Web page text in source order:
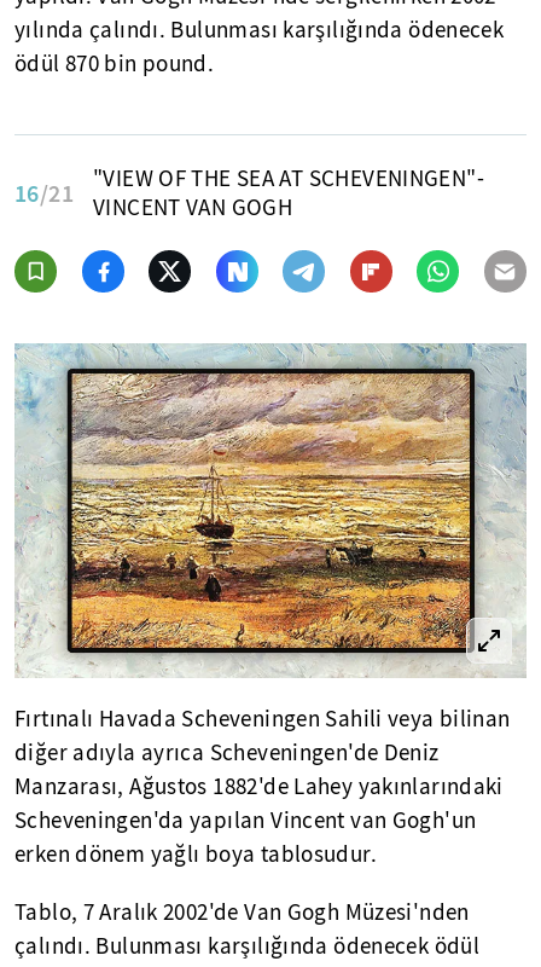
yılında çalındı. Bulunması karşılığında ödenecek
ödül 870 bin pound.
16/21
"VIEW OF THE SEA AT SCHEVENINGEN"-
VINCENT VAN GOGH
Fırtınalı Havada Scheveningen Sahili veya bilinan
diğer adıyla ayrıca Scheveningen'de Deniz
Manzarası, Ağustos 1882'de Lahey yakınlarındaki
Scheveningen'da yapılan Vincent van Gogh'un
erken dönem yağlı boya tablosudur.
Tablo, 7 Aralık 2002'de Van Gogh Müzesi'nden
çalındı. Bulunması karşılığında ödenecek ödül